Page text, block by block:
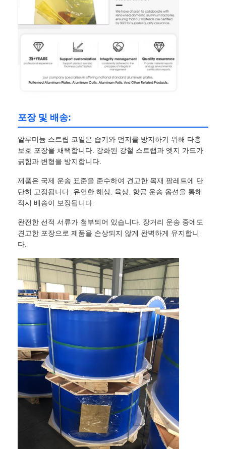
포장 및 배송:
알루미늄 스트립 코일은 습기와 먼지를 방지하기 위해 다층
보호 포장을 채택합니다. 강화된 강철 스트랩과 엣지 가드가
긁힘과 변형을 방지합니다.
제품은 국제 운송 표준을 준수하여 견고한 목재 팔레트에 단
단히 고정됩니다. 유연한 해상, 육상, 항공 운송 옵션을 통해
적시 배송이 보장됩니다.
완전한 선적 서류가 첨부되어 있습니다. 장거리 운송 중에도
견고한 포장으로 제품을 손상되지 않게 완벽하게 유지합니
다.